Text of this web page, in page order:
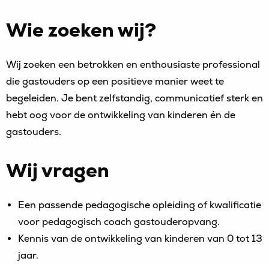
Wie zoeken wij?
Wij zoeken een betrokken en enthousiaste professional
die gastouders op een positieve manier weet te
begeleiden. Je bent zelfstandig, communicatief sterk en
hebt oog voor de ontwikkeling van kinderen én de
gastouders.
Wij vragen
Een passende pedagogische opleiding of kwalificatie
voor pedagogisch coach gastouderopvang.
Kennis van de ontwikkeling van kinderen van 0 tot 13
jaar.